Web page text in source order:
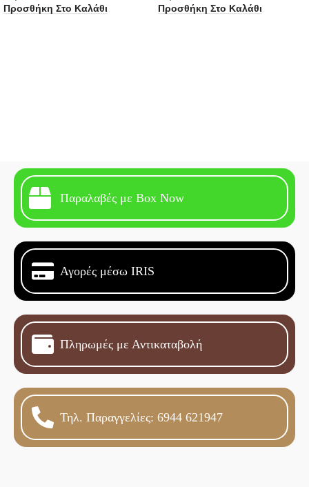
Προσθήκη Στο Καλάθι Προσθήκη Στο Καλάθι
Παραλαβές με Box Now
Αγορές μέσω IRIS
Πληρωμές με Αντικαταβολή
Τηλ. Παραγγελίες: 6944 621947